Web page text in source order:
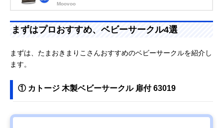
Moovoo
まずはプロおすすめ、ベビーサークル4選
まずは、たまおきまりこさんおすすめのベビーサークルを紹介し
ます。
① カトージ 木製ベビーサークル 扉付 63019